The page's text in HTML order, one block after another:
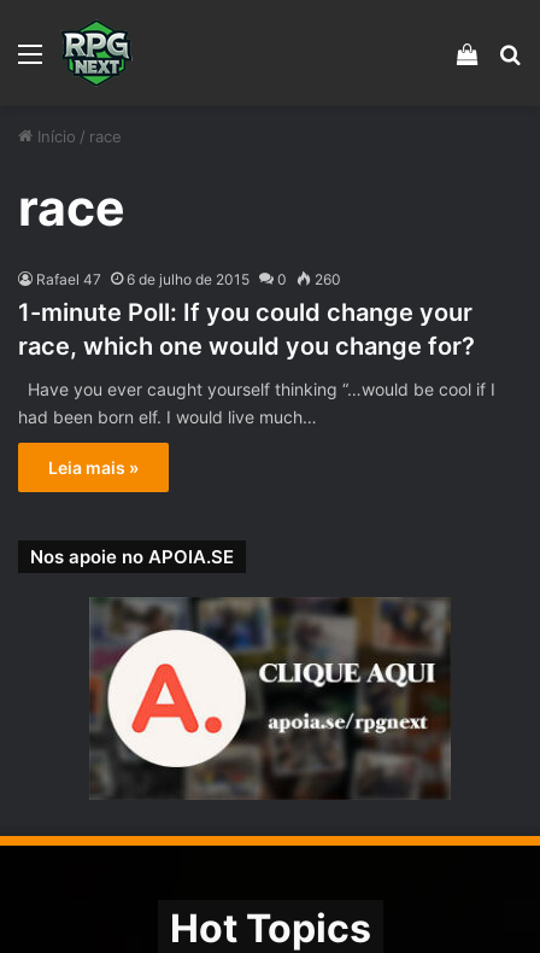
Menu Veja
Início / race
race
Rafael 47 6 de julho de 2015 0 260
1-minute Poll: If you could change your
race, which one would you change for?
Have you ever caught yourself thinking “…would be cool if I
had been born elf. I would live much…
Leia mais »
Nos apoie no APOIA.SE
Hot Topics